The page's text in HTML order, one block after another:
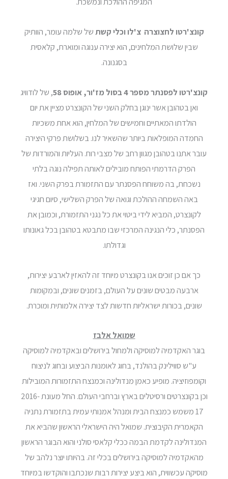
קונצ'רטו לחצוצרה צ'לו וכלי קשתשל שלמה עומר, הוותיק
שבין שלושת המלחינים, הוא יצירה ענוגה ומוארת, קלאסית
בסגנונה.
קונצ'רטו לפסנתר מספר 4 בסול מז'ור, אופוס 58
, של לודוויג
ואן בטהובן אשר ינוגן בחלק השני של הקונצרט מציין את יום
הולדתו המאתיים וחמישים של המלחין, הוא אחת משכיות
החמדה המופלאות ביותר שהשאיר לנו. בשלושת פרקי היצירה
עובר אתנו בטהובן מגוון רחב של מצבי רוח. העליות והמורדות של
הפרק הדרמתי הפותח מובילים לאותה תפילה נוגה בלתי
נשכחת, בה משוחח הפסנתר עם התזמורת בפרק השני. ואז
באה השמחה ההולכת וגואה של הפרק השלישי, סיום חגיגי
לקונצרט, המביא לידי ביטוי את כל נגני התזמורת, וכמובן את
הפסנתר, כלי הנגינה המרכזי שבו מתבטא בטהובן בכל גאונותו
וגדולתו.
כך אם כן זוכים אנו בקונצרט מיוחד זה להאזין לארבע יצירות,
ארבעה מבטים שונים על העולם, בזמנים שונים, ובמקומות
שונים, בכורות ישראליות חדשות לצד יצירה אלמותית ומוכרת.
שמואל אלבז
בוגר האקדמיה למוסיקה ולמחול בירושלים ובאקדמיה למוסיקה
ע"ש סווילינק בהולנד, בחוג לאומנות הביצוע ובחוג לניצוח
וקומפוזיציה. מופיע כאמן מנדולינה וכמנצח התזמורות המובילות
וכן בקונצרטים ורסיטלים בארץ וברחבי העולם. החל מעונת 2016-
17 משמש כמנצח הבית ומנהל אמנותי עמית בתזמורת נתניה
הקאמרית הקיבוצית. שמואל היה הישראלי הראשון שהביא את
המנדולינה לקדמת הבמה ככלי קלאסי סולני והוא הבוגר הראשון
מהאקדמיה למוסיקה בירושלים בכלי זה. בהיותו יוצר נלהב של
מוסיקה עכשווית, הוא ביצע יצירות רבות שנכתבו והוקדשו במיוחד